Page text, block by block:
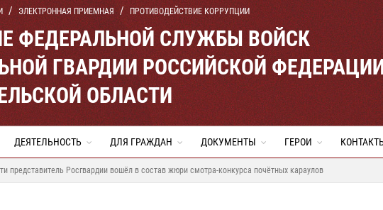
ЭЛЕКТРОННАЯ ПРИЕМНАЯ ПРОТИВОДЕЙСТВИЕ КОРРУПЦИИ
ФЕДЕРАЛЬНОЙ СЛУЖБЫ ВОЙСК
ГВАРДИИ РОССИЙСКОЙ
ОБЛАСТИ
ДЕЯТЕЛЬНОСТЬ ДЛЯ ГРАЖДАН ДОКУМЕНТЫ ГЕРОИ
представитель Росгвардии вошёл в состав жюри смотра-конкурса почётных караулов